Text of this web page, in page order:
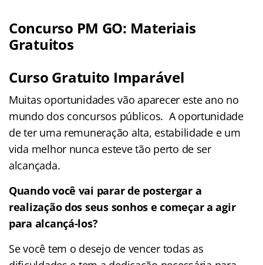
Concurso PM GO: Materiais
Gratuitos
Curso Gratuito Imparável
Muitas oportunidades vão aparecer este ano no
mundo dos concursos públicos. A oportunidade
de ter uma remuneração alta, estabilidade e um
vida melhor nunca esteve tão perto de ser
alcançada.
Quando você vai parar de postergar a
realização dos seus sonhos e começar a agir
para alcançá-los?
Se você tem o desejo de vencer todas as